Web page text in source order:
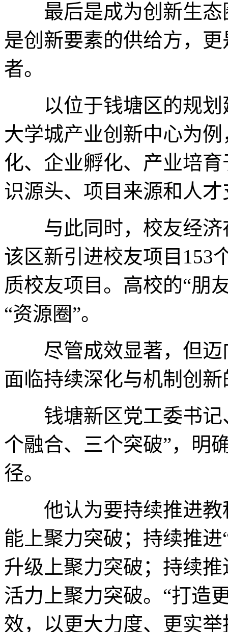
最后是成为创新生态
是创新要素的供给方，
者。
以位于钱塘区的规划
大学城产业创新中心为
化、企业孵化、产业培
识源头、项目来源和人
与此同时，校友经济
该区新引进校友项目153
质校友项目。高校的“朋
“资源圈”。
尽管成效显著，但迈
面临持续深化与机制创
钱塘新区党工委书记
个融合、三个突破”，明
径。
他认为要持续推进教
能上聚力突破；持续推
升级上聚力突破；持续
活力上聚力突破。“打造
效，以更大力度、更实